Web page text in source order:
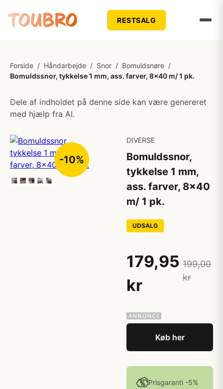
RESTSALG
Forside / Håndarbejde / Snor / Bomuldsnøre /
Bomuldssnor, tykkelse 1 mm, ass. farver, 8x40 m/ 1 pk.
Dele af indholdet på denne side kan være genereret
med hjælp fra AI.
-10%
DIVERSE
Bomuldssnor,
tykkelse 1 mm,
ass. farver, 8x40
m/ 1 pk.
UDSALG
179,95
kr
199,00
kr
Køb her
Prisgaranti -5%